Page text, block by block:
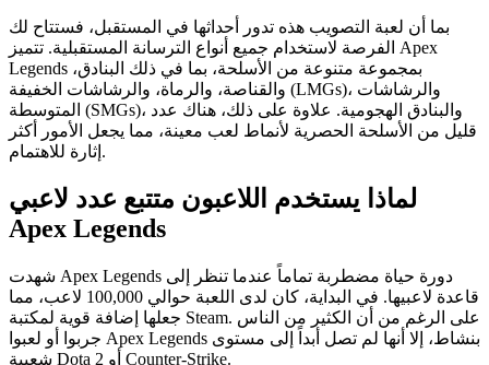
بما أن لعبة التصويب هذه تدور أحداثها في المستقبل، فستتاح لك
الفرصة لاستخدام جميع أنواع الترسانة المستقبلية. تتميز Apex
Legends بمجموعة متنوعة من الأسلحة، بما في ذلك البنادق،
والقناصة، والرماة، والرشاشات الخفيفة (LMGs)، والرشاشات
المتوسطة (SMGs)، والبنادق الهجومية. علاوة على ذلك، هناك عدد
قليل من الأسلحة الحصرية لأنماط لعب معينة، مما يجعل الأمور أكثر
إثارة للاهتمام.
لماذا يستخدم اللاعبون متتبع عدد لاعبي
Apex Legends
شهدت Apex Legends دورة حياة مضطربة تماماً عندما تنظر إلى
قاعدة لاعبيها. في البداية، كان لدى اللعبة حوالي 100,000 لاعب، مما
جعلها إضافة قوية لمكتبة Steam. على الرغم من أن الكثير من الناس
جربوا أو لعبوا Apex Legends بنشاط، إلا أنها لم تصل أبداً إلى مستوى
شعبية Dota 2 أو Counter-Strike.